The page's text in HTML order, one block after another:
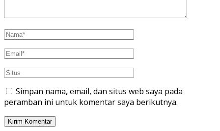
Simpan nama, email, dan situs web saya pada
peramban ini untuk komentar saya berikutnya.